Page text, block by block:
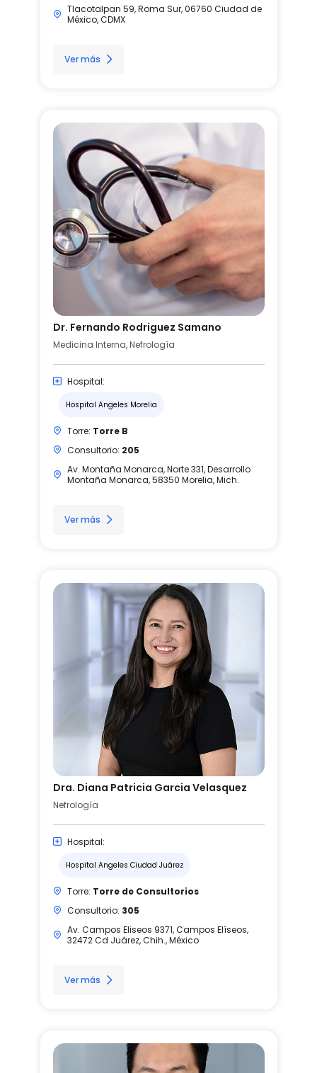
Tlacotalpan 59, Roma Sur, 06760 Ciudad de
México, CDMX
Ver más
Dr. Fernando Rodriguez Samano
Medicina Interna, Nefrología
Hospital:
Hospital Angeles Morelia
Torre: Torre B
Consultorio: 205
Av. Montaña Monarca, Norte 331, Desarrollo
Montaña Monarca, 58350 Morelia, Mich.
Ver más
Dra. Diana Patricia Garcia Velasquez
Nefrología
Hospital:
Hospital Angeles Ciudad Juárez
Torre: Torre de Consultorios
Consultorio: 305
Av. Campos Eliseos 9371, Campos Elíseos,
32472 Cd Juárez, Chih., México
Ver más